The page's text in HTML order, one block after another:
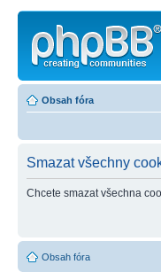
Obsah fóra
Smazat všechny
Chcete smazat všechna
Obsah fóra